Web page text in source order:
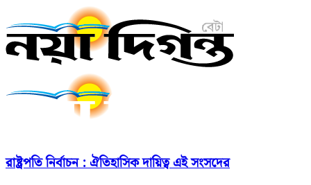
রাষ্ট্রপতি নির্বাচন : ঐতিহাসিক দায়িত্ব এই সংসদের